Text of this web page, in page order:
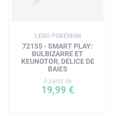
LEGO POKÉMON
72155 - SMART PLAY:
BULBIZARRE ET
KEUNOTOR, DÉLICE DE
BAIES
A partir de
19,99 €